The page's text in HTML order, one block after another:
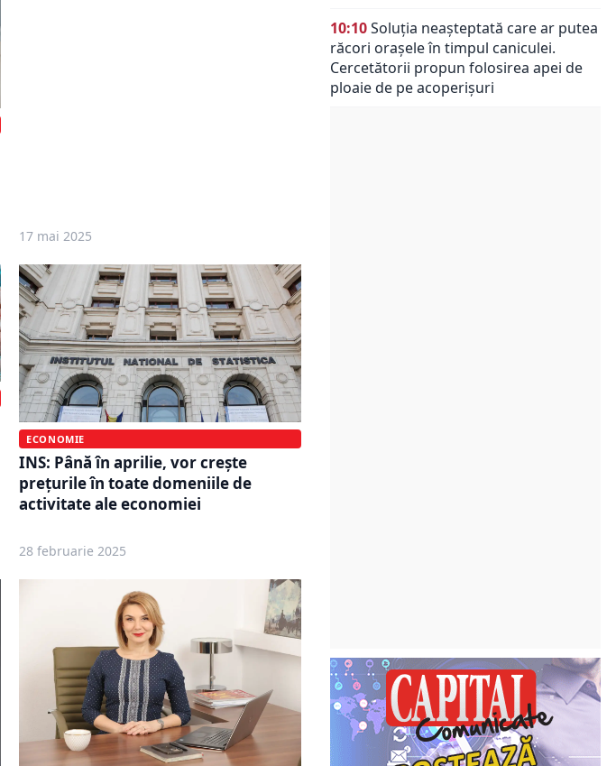
17 mai 2025
ECONOMIE
INS: Până în aprilie, vor creşte
preţurile în toate domeniile de
activitate ale economiei
28 februarie 2025
10:10Soluția neașteptată care ar putea
răcori orașele în timpul caniculei.
Cercetătorii propun folosirea apei de
ploaie de pe acoperișuri